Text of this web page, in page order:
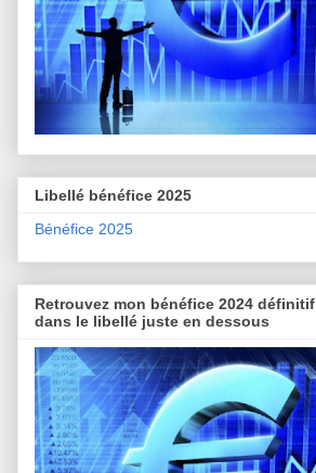
Libellé bénéfice 2025
Bénéfice 2025
Retrouvez mon bénéfice 2024 définitif
dans le libellé juste en dessous